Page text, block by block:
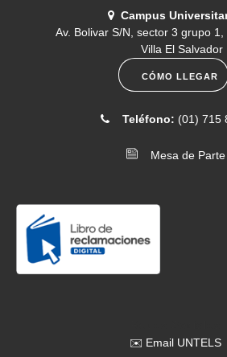
[2026-07-14]. Comunicado N.° 078-2026-
de Proyectos de Investigación 2026- II
menú universitario del 6 al 10 de julio
Campus
Av. Bolivar S/N, sector 3 grupo 1,
Villa El Salvador
CÓMO LLEGAR
Teléfono: (01) 715
Mesa de Parte
✉️ Email UNTELS